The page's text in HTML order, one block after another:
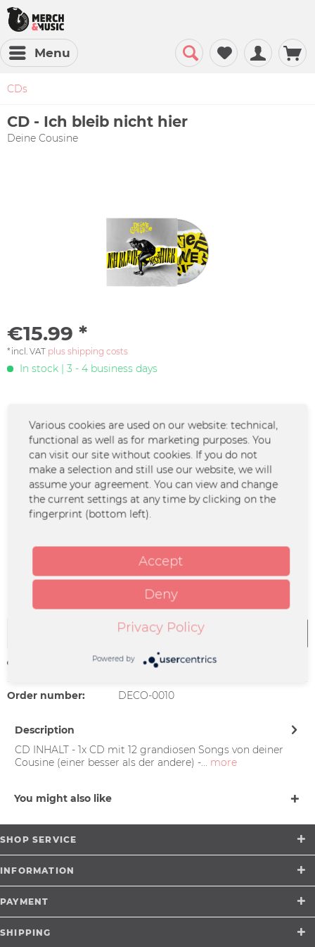
Menu
CDs
CD - Ich bleib nicht hier
Deine Cousine
€15.99 *
*incl. VAT plus shipping costs
In stock | 3 - 4 business days
der Familie!
Jetzt den Newsletter abonnieren und keine
Familiendramen mehr verpassen!
*Solltest du keine Lust mehr auf diese Aktion haben, kannst du Dich
Zur Newsletter-Anmeldung
Configure now
Add to
Order number: DECO-0010
Description
CD INHALT - 1x CD mit 12 grandiosen Songs von deiner
Cousine (einer besser als der andere) -... more
You might also like
SHOP SERVICE
INFORMATION
PAYMENT
SHIPPING
Various cookies are used on our website: technical,
functional as well as for marketing purposes. You
can visit our site without cookies. If you do not
make a selection and still use our website, we will
assume your agreement. You can view and change
the current settings at any time by clicking on the
fingerprint (bottom left).
Accept
Deny
Privacy Policy
Powered by